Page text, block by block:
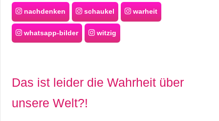
nachdenken schaukel warheit
whatsapp-bilder witzig
Das ist leider die Wahrheit über
unsere Welt?!